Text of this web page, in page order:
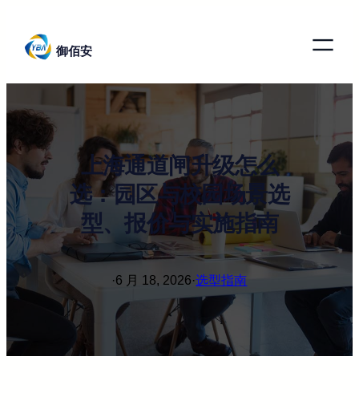
御佰安
上海通道闸升级怎么
选：园区与校园场景选
型、报价与实施指南
·6 月 18, 2026·选型指南